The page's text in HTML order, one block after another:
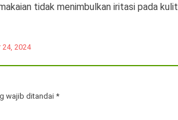
tidak menimbulkan iritasi pada kulit
2024
wajib ditandai *